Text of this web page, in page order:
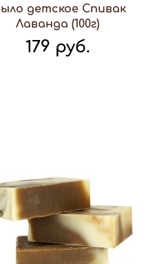
детское Спивак
Лаванда (100г)
179 руб.